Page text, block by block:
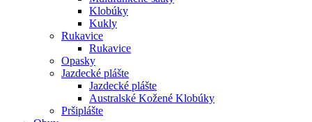
Klobúky
Kukly
Rukavice
Rukavice
Opasky
Jazdecké plášte
Jazdecké plášte
Australské Kožené Klobúky
Pršiplášte